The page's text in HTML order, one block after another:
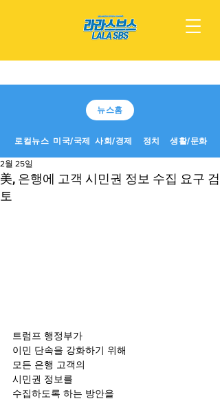
뉴스홈
로컬뉴스 미국/국제 사회/경제 정치 생활/문화
美, 은행에 고객 시민권 정보 수집 요구 검
토
2월 25일
트럼프 행정부가
이민 단속을 강화하기 위해
모든 은행 고객의
시민권 정보를
수집하도록 하는 방안을